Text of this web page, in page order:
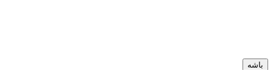
باشه